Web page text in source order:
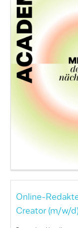
Online-
Creator (m/w/